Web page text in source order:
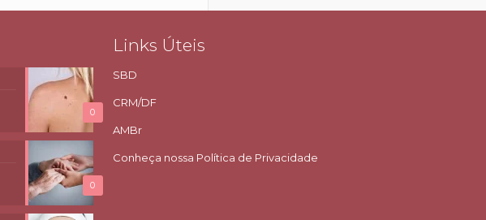
0
0
Links Úteis
SBD
CRM/DF
AMBr
Conheça nossa Política de Privacidade